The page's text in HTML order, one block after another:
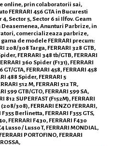
online, prin colaboratorii sai,
FERRARI 456 GTA in Bucuresti
4, Sector 5, Sector 6 si Ilfov. Geam
Deasemenea, Anunturi Parbrize, in
comercializeaza parbrize,
de modele FERRARI precum:
208/308 Targa, FERRARI 328 GTB,
FERRARI 348 tb/GTB, FERRARI
360 Spider (F131), FERRARI
GTA, FERRARI 458, FERRARI 458
488 Spider, FERRARI 5
512 M, FERRARI 512 TR,
599 GTB/GTO, FERRARI 599 SA,
812 SUPERFAST (F152M), FERRARI
308), FERRARI ENZO FERRARI,
Berlinetta, FERRARI F355 GTS,
FERRARI F430, FERRARI F430
Lusso / Lusso T, FERRARI MONDIAL,
PORTOFINO, FERRARI